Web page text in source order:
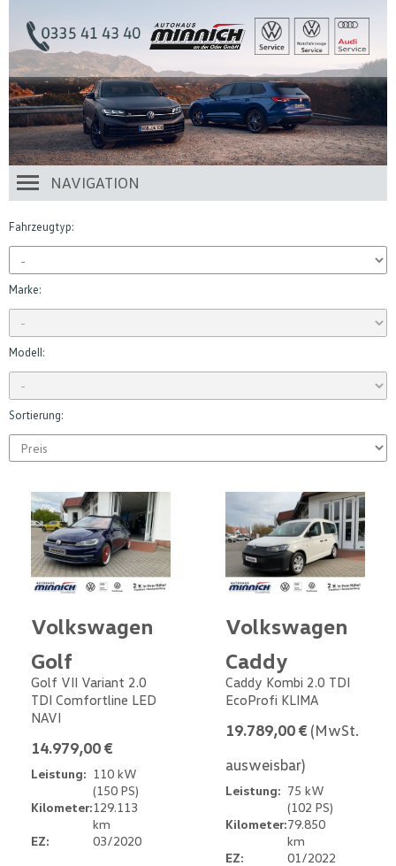
NAVIGATION
Fahrzeugtyp:
Marke:
Modell:
Sortierung:
Volkswagen
Golf
Golf VII Variant 2.0
TDI Comfortline LED
NAVI
14.979,00 €
Leistung: 110 kW
(150 PS)
Kilometer:129.113
km
EZ:
03/2020
Volkswagen
Caddy
Caddy Kombi 2.0 TDI
EcoProfi KLIMA
19.789,00 € (MwSt.
ausweisbar)
Leistung: 75 kW
(102 PS)
Kilometer:79.850
km
EZ:
01/2022